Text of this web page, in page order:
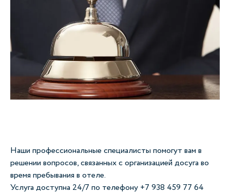
Наши профессиональные специалисты помогут вам в
решении вопросов, связанных с организацией досуга во
время пребывания в отеле.
Услуга доступна 24/7 по телефону +7 938 459 77 64